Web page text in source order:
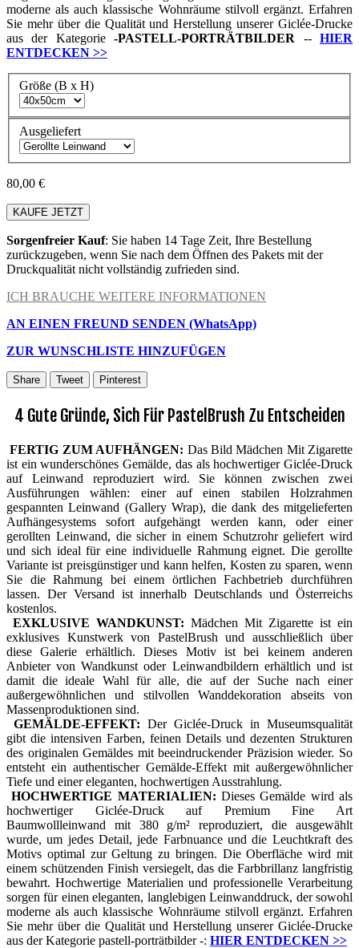
moderne als auch klassische Wohnräume stilvoll ergänzt. Erfahren
Sie mehr über die Qualität und Herstellung unserer Giclée-Drucke
aus der Kategorie-PASTELL-PORTRÄTBILDER --HIER
ENTDECKEN >>
Größe (B x H)
Ausgeliefert
80,00 €
KAUFE JETZT
Sorgenfreier Kauf: Sie haben 14 Tage Zeit, Ihre Bestellung
zurückzugeben, wenn Sie nach dem Öffnen des Pakets mit der
Druckqualität nicht vollständig zufrieden sind.
ICH BRAUCHE WEITERE INFORMATIONEN
AN EINEN FREUND SENDEN (WhatsApp)
ZUR WUNSCHLISTE HINZUFÜGEN
Share Tweet Pinterest
4 Gute Gründe, Sich Für PastelBrush Zu Entscheiden
FERTIG ZUM AUFHÄNGEN: Das Bild Mädchen Mit Zigarette
ist ein wunderschönes Gemälde, das als hochwertiger Giclée-Druck
auf Leinwand reproduziert wird. Sie können zwischen zwei
Ausführungen wählen: einer auf einen stabilen Holzrahmen
gespannten Leinwand (Gallery Wrap), die dank des mitgelieferten
Aufhängesystems sofort aufgehängt werden kann, oder einer
gerollten Leinwand, die sicher in einem Schutzrohr geliefert wird
und sich ideal für eine individuelle Rahmung eignet. Die gerollte
Variante ist preisgünstiger und kann helfen, Kosten zu sparen, wenn
Sie die Rahmung bei einem örtlichen Fachbetrieb durchführen
lassen. Der Versand ist innerhalb Deutschlands und Österreichs
kostenlos.
EXKLUSIVE WANDKUNST: Mädchen Mit Zigarette ist ein
exklusives Kunstwerk von PastelBrush und ausschließlich über
diese Galerie erhältlich. Dieses Motiv ist bei keinem anderen
Anbieter von Wandkunst oder Leinwandbildern erhältlich und ist
damit die ideale Wahl für alle, die auf der Suche nach einer
außergewöhnlichen und stilvollen Wanddekoration abseits von
Massenproduktionen sind.
GEMÄLDE-EFFEKT: Der Giclée-Druck in Museumsqualität
gibt die intensiven Farben, feinen Details und dezenten Strukturen
des originalen Gemäldes mit beeindruckender Präzision wieder. So
entsteht ein authentischer Gemälde-Effekt mit außergewöhnlicher
Tiefe und einer eleganten, hochwertigen Ausstrahlung.
HOCHWERTIGE MATERIALIEN: Dieses Gemälde wird als
hochwertiger Giclée-Druck auf Premium Fine Art
Baumwollleinwand mit 380 g/m² reproduziert, die ausgewählt
wurde, um jedes Detail, jede Farbnuance und die Leuchtkraft des
Motivs optimal zur Geltung zu bringen. Die Oberfläche wird mit
einem schützenden Finish versiegelt, das die Farbbrillanz langfristig
bewahrt. Hochwertige Materialien und professionelle Verarbeitung
sorgen für einen eleganten, langlebigen Leinwanddruck, der sowohl
moderne als auch klassische Wohnräume stilvoll ergänzt. Erfahren
Sie mehr über die Qualität und Herstellung unserer Giclée-Drucke
aus der Kategorie pastell-porträtbilder -: HIER ENTDECKEN >>